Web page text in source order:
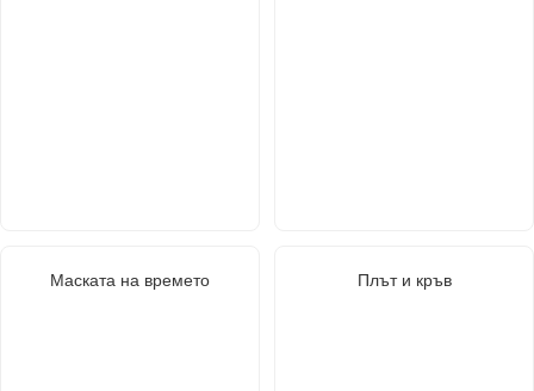
Маската на времето Плът и кръв